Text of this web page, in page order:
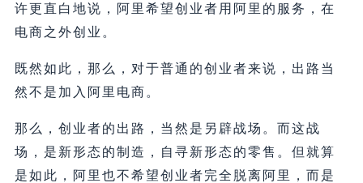
许更直白地说，阿里希望创业者用阿里的服务，在
电商之外创业。
既然如此，那么，对于普通的创业者来说，出路当
然不是加入阿里电商。
那么，创业者的出路，当然是另辟战场。而这战
场，是新形态的制造，自寻新形态的零售。但就算
是如此，阿里也不希望创业者完全脱离阿里，而是